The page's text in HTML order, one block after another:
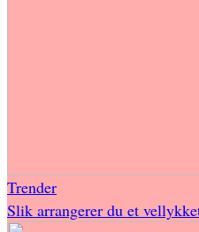
Trender
Slik arrangerer du et